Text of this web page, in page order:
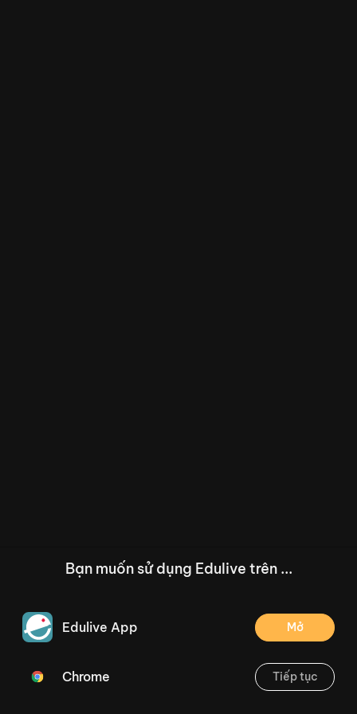
/--
Thoát
Bạn muốn sử dụng Edulive trên ...
Edulive App Mở
Chrome Tiếp tục